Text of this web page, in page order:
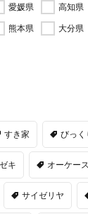
愛媛県 高知県
熊本県 大分県
すき家 びっく
キ オーケー
サイゼリヤ